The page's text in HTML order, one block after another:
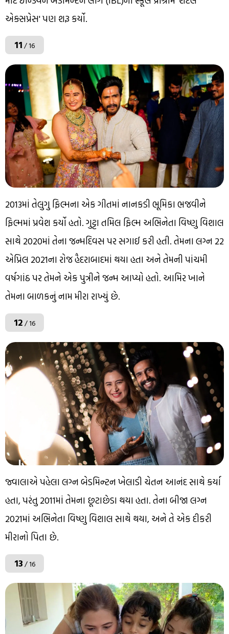
એક્સપ્રેસ' પણ શરૂ કર્યો.
11/ 16
2013માં તેલુગુ ફિલ્મના એક ગીતમાં નાનકડી ભૂમિકા ભજવીને
ફિલ્મમાં પ્રવેશ કર્યો હતો. ગુટ્ટા તમિલ ફિલ્મ અભિનેતા વિષ્ણુ વિશાલ
સાથે 2020માં તેના જન્મદિવસ પર સગાઈ કરી હતી. તેમના લગ્ન 22
એપ્રિલ 2021ના ​​રોજ હૈદરાબાદમાં થયા હતા અને તેમની પાંચમી
વર્ષગાંઠ પર તેમને એક પુત્રીને જન્મ આપ્યો હતો. આમિર ખાને
તેમના બાળકનું નામ મીરા રાખ્યું છે.
12/ 16
જ્વાલાએ પહેલા લગ્ન બેડમિન્ટન ખેલાડી ચેતન આનંદ સાથે કર્યા
હતા, પરંતુ 2011માં તેમના છૂટાછેડા થયા હતા. તેના બીજા લગ્ન
2021માં અભિનેતા વિષ્ણુ વિશાલ સાથે થયા, અને તે એક દીકરી
મીરાનો પિતા છે.
13/ 16